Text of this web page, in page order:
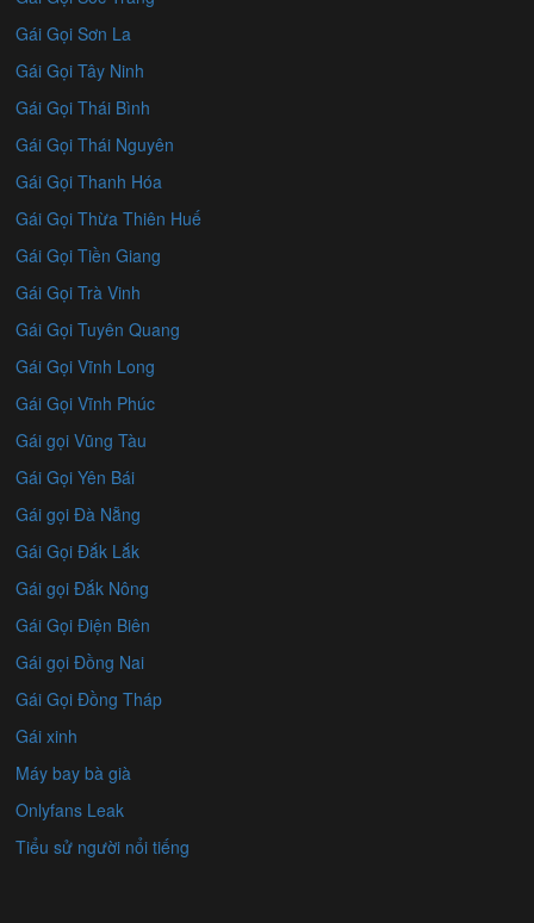
Gái Gọi Sơn La
Gái Gọi Tây Ninh
Gái Gọi Thái Bình
Gái Gọi Thái Nguyên
Gái Gọi Thanh Hóa
Gái Gọi Thừa Thiên Huế
Gái Gọi Tiền Giang
Gái Gọi Trà Vinh
Gái Gọi Tuyên Quang
Gái Gọi Vĩnh Long
Gái Gọi Vĩnh Phúc
Gái gọi Vũng Tàu
Gái Gọi Yên Bái
Gái gọi Đà Nẵng
Gái Gọi Đắk Lắk
Gái gọi Đắk Nông
Gái Gọi Điện Biên
Gái gọi Đồng Nai
Gái Gọi Đồng Tháp
Gái xinh
Máy bay bà già
Onlyfans Leak
Tiểu sử người nổi tiếng